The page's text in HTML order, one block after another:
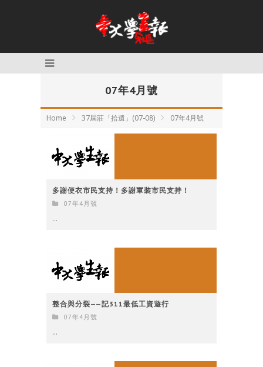
07年4月號
Home 37屆莊「拾遺」(07-08) 07年4月號
多謝便衣市民支持！多謝軍裝市民支持！
07年4月號
...
整合與分裂——記311最低工資遊行
07年4月號
...